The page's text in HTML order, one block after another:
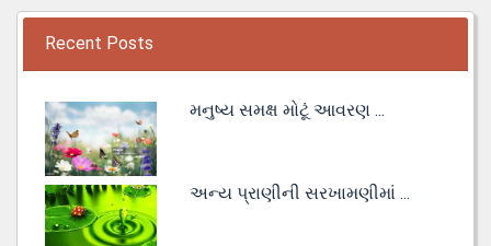
Recent Posts
મનુષ્ય સમક્ષ મોટૂં આવરણ ...
અન્ય પ્રાણીની સરખામણીમાં ...